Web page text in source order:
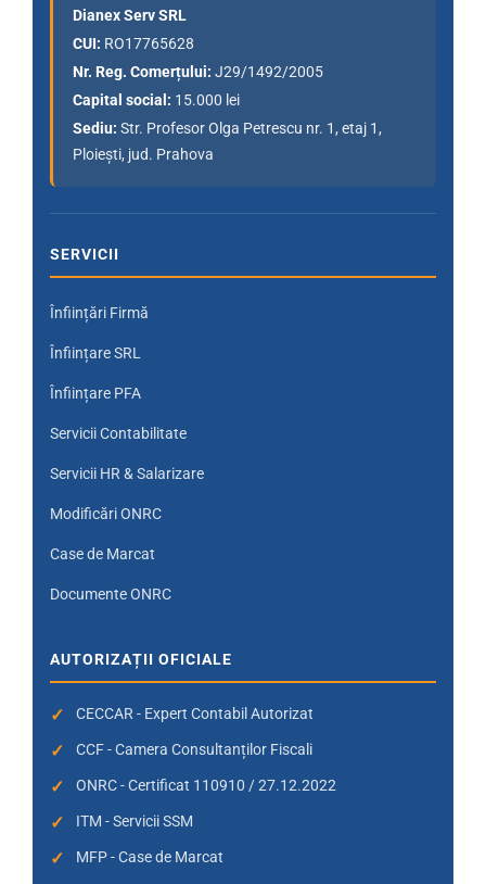
Dianex Serv SRL
CUI: RO17765628
Nr. Reg. Comerțului: J29/1492/2005
Capital social: 15.000 lei
Sediu: Str. Profesor Olga Petrescu nr. 1, etaj 1,
Ploiești, jud. Prahova
SERVICII
Înființări Firmă
Înființare SRL
Înființare PFA
Servicii Contabilitate
Servicii HR & Salarizare
Modificări ONRC
Case de Marcat
Documente ONRC
AUTORIZAȚII OFICIALE
CECCAR - Expert Contabil Autorizat
CCF - Camera Consultanților Fiscali
ONRC - Certificat 110910 / 27.12.2022
ITM - Servicii SSM
MFP - Case de Marcat